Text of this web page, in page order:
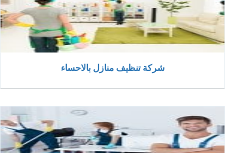
شركة تنظيف منازل بالاحساء